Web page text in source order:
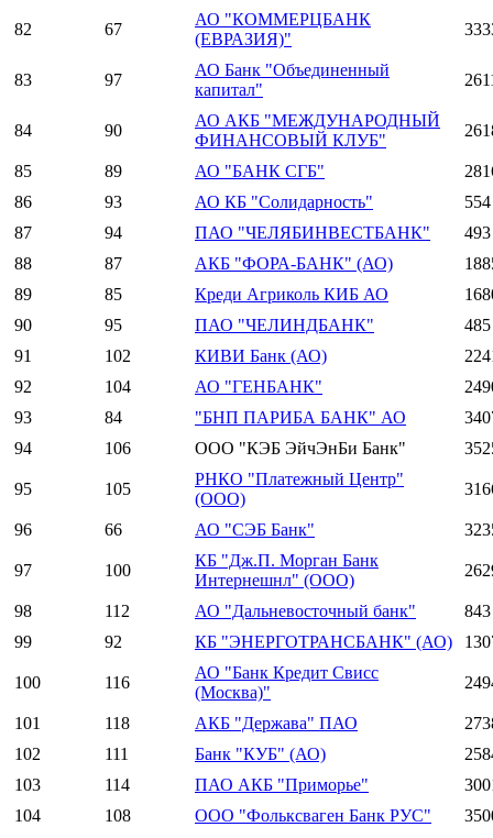
82 67
АО "КОММЕРЦБАНК
(ЕВРАЗИЯ)"
83 97
АО Банк "Объединенный
капитал"
84 90
АО АКБ "МЕЖДУНАРОДНЫЙ
ФИНАНСОВЫЙ КЛУБ"
85 89 АО "БАНК СГБ"
86
93 АО КБ "Солидарность"
554
87
94 ПАО "ЧЕЛЯБИНВЕСТБАНК"
493
88
87 АКБ "ФОРА-БАНК" (АО)
89
85 Креди Агриколь КИБ АО
90
95 ПАО "ЧЕЛИНДБАНК"
485
91
102 КИВИ Банк (АО)
92
104 АО "ГЕНБАНК"
93
84 "БНП ПАРИБА БАНК" АО
94
106 ООО "КЭБ ЭйчЭнБи Банк"
95 105
РНКО "Платежный Центр"
(ООО)
96 66 АО "СЭБ Банк"
97 100
КБ "Дж.П. Морган Банк
Интернешнл" (ООО)
98 112 АО "Дальневосточный банк"
843
99
92 КБ "ЭНЕРГОТРАНСБАНК" (АО)
100 116
АО "Банк Кредит Свисс
(Москва)"
101 118 АКБ "Держава" ПАО
102
111 Банк "КУБ" (АО)
103
114 ПАО АКБ "Приморье"
104
108 ООО "Фольксваген Банк РУС"